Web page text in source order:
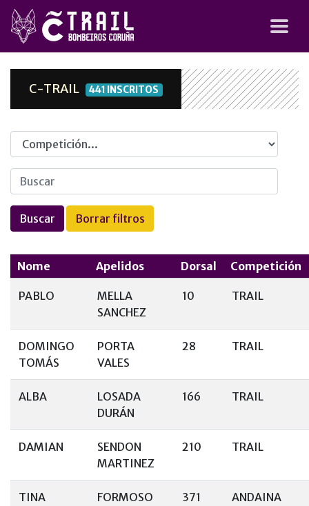
C-TRAIL 441 INSCRITOS
Competicion
Nome Apelidos Dorsal Competición
PABLO
MELLA
SANCHEZ
10 TRAIL
DOMINGO
TOMÁS
PORTA
VALES
28 TRAIL
ALBA
LOSADA
DURÁN
166 TRAIL
DAMIAN
SENDON
MARTINEZ
210 TRAIL
TINA
FORMOSO
371
ANDAINA